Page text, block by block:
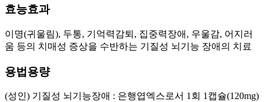
효능효과
이명(귀울림), 두통, 기억력감퇴, 집중력장애, 우울감, 어지러
움 등의 치매성 증상을 수반하는 기질성 뇌기능 장애의 치료
용법용량
(성인) 기질성 뇌기능장애 : 은행엽엑스로서 1회 1캡슐(120mg)